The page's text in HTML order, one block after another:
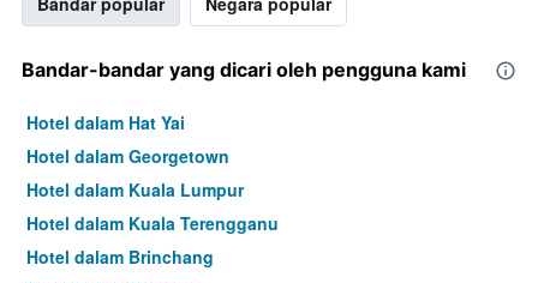
Bandar-bandar yang dicari oleh pengguna kami
Hotel dalam Hat Yai
Hotel dalam Georgetown
Hotel dalam Kuala Lumpur
Hotel dalam Kuala Terengganu
Hotel dalam Brinchang